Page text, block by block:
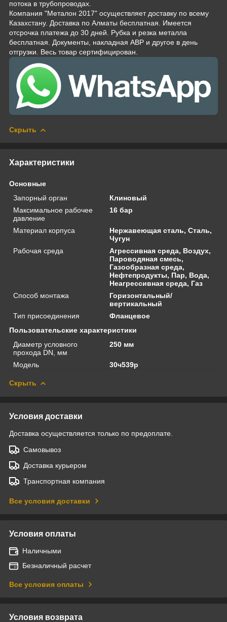
потока в трубопроводах.
Компания "Металон 2017" осуществляет доставку по всему
Казахстану. Доставка по Алматы бесплатная. Имеется
отсрочка платежа до 30 дней. Рубка и резка металла
бесплатная. Документы, накладная АВР и другое в день
отгрузки. Весь товар сертифицирован.
Скрыть
Характеристики
Основные
Запорный орган
Клиновый
Максимальное рабочее
давление
16 бар
Материал корпуса
Нержавеющая сталь, Сталь,
Чугун
Рабочая среда
Агрессивная среда, Воздух,
Пароводяная смесь,
Газообразная среда,
Нефтепродукты, Пар, Вода,
Неагрессивная среда, Газ
Способ монтажа
Горизонтальный/
вертикальный
Тип присоединения
Фланцевое
Пользовательские характеристики
Диаметр условного
прохода DN, мм
250 мм
Модель 30ч539р
Скрыть
Условия доставки
Доставка осуществляется только по предоплате.
Самовывоз
Доставка курьером
Транспортная компания
Все условия доставки
Условия оплаты
Наличными
Безналичный расчет
Все условия оплаты
Условия возврата